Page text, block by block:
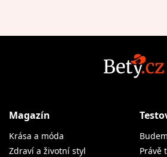
Magazín
Krása a móda
Zdraví a životní styl
Právě